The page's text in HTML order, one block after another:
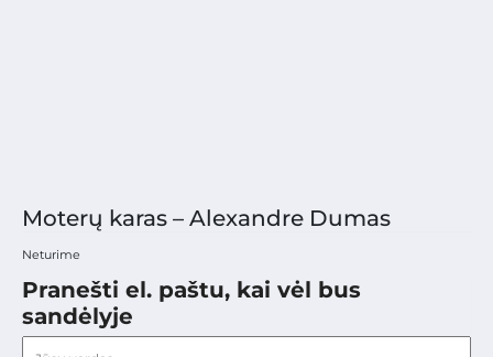
Moterų karas – Alexandre Dumas
Neturime
Pranešti el. paštu, kai vėl bus
sandėlyje